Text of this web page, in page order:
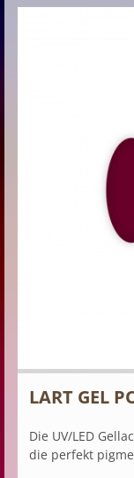
LART GEL
Die UV/LED
die perfekt